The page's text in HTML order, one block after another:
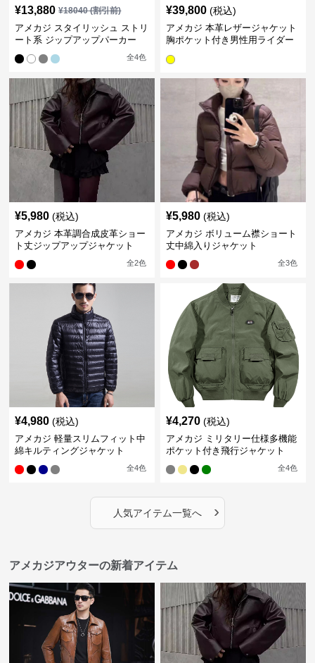
¥13,880 ¥18040(割引前)
アメカジ スタイリッシュ ストリ
ート系 ジップアップパーカー
全4色
¥39,800 (税込)
アメカジ 本革レザージャケット
胸ポケット付き男性用ライダー
¥5,980 (税込)
アメカジ 本革調合成皮革ショー
ト丈ジップアップジャケット
全2色
¥5,980 (税込)
アメカジ ボリューム襟ショート
丈中綿入りジャケット
全3色
¥4,980 (税込)
アメカジ 軽量スリムフィット中
綿キルティングジャケット
全4色
¥4,270 (税込)
アメカジ ミリタリー仕様多機能
ポケット付き飛行ジャケット
全4色
人気アイテム一覧へ ›
アメカジアウターの新着アイテム